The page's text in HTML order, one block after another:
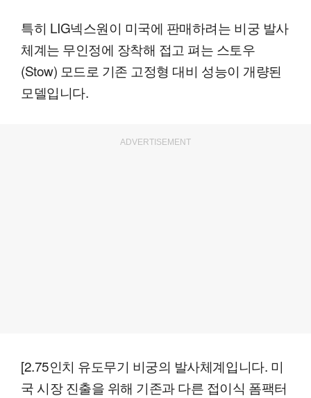
특히 LIG넥스원이 미국에 판매하려는 비궁 발사
체계는 무인정에 장착해 접고 펴는 스토우
(Stow) 모드로 기존 고정형 대비 성능이 개량된
모델입니다.
ADVERTISEMENT
[2.75인치 유도무기 비궁의 발사체계입니다. 미
국 시장 진출을 위해 기존과 다른 접이식 폼팩터